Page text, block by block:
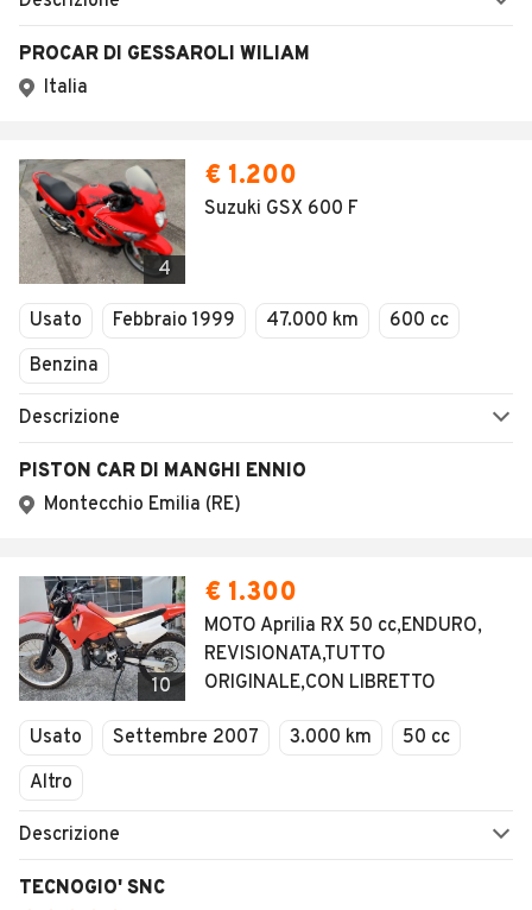
PROCAR DI GESSAROLI WILIAM
Italia
4
€ 1.200
Suzuki GSX 600 F
Usato Febbraio 1999 47.000 km
600 cc
Benzina
Descrizione
PISTON CAR DI MANGHI ENNIO
Montecchio Emilia (RE)
10
€ 1.300
MOTO Aprilia RX 50 cc,ENDURO,
REVISIONATA,TUTTO
ORIGINALE,CON LIBRETTO
Usato Settembre 2007 3.000 km
50 cc
Altro
Descrizione
TECNOGIO' SNC